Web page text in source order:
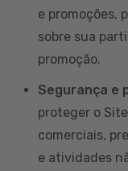
e promoções,
sobre sua
promoção.
Segurança e
proteger o
comerciais,
e atividades